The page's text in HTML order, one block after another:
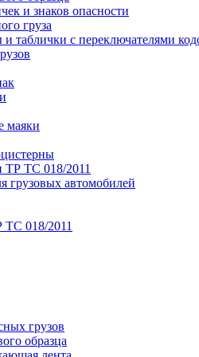
и знаков опасности
груза
таблички с переключателями
маяки
ТС 018/2011
грузовых автомобилей
018/2011
грузов
образца